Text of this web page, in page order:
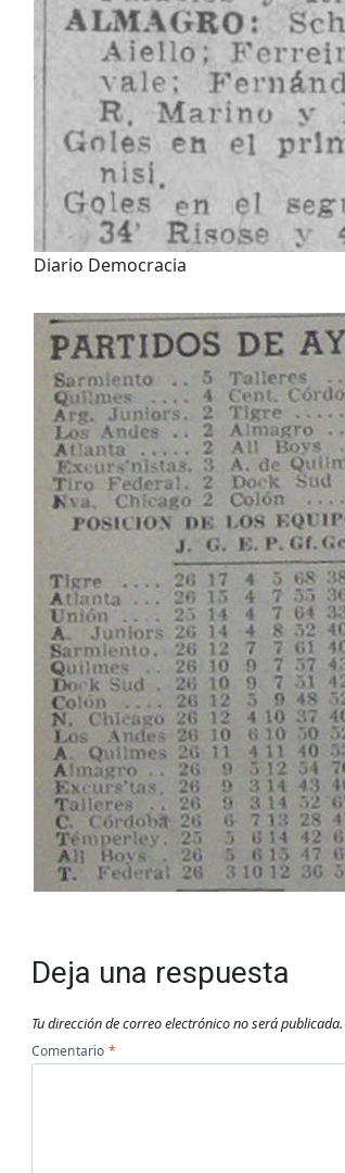
Diario Democracia
Deja una respuesta
Tu dirección de correo electrónico no será publicada.
Comentario *